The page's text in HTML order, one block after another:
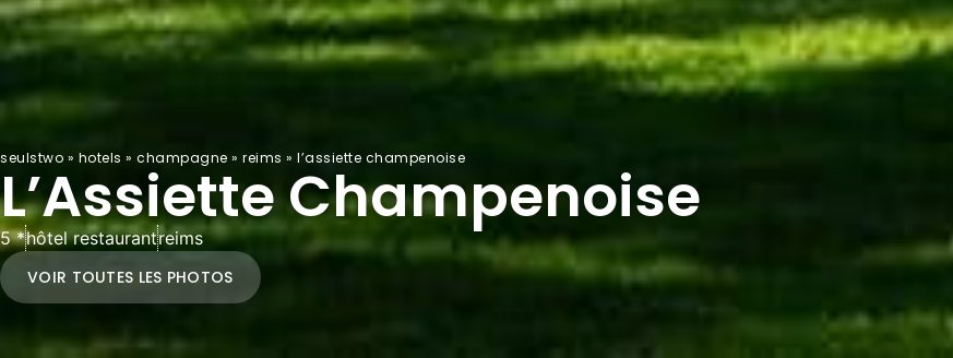
seulstwo » hotels » champagne » reims » l’assiette champenoise
L’Assiette Champenoise
5 *hôtel restaurantreims
VOIR TOUTES LES PHOTOS